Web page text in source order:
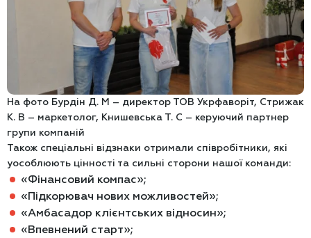
На фото Бурдін Д. М – директор ТОВ Укрфаворіт, Стрижак
К. В – маркетолог, Книшевська Т. С – керуючий партнер
групи компаній
Також спеціальні відзнаки отримали співробітники, які
уособлюють цінності та сильні сторони нашої команди:
«Фінансовий компас»;
«Підкорювач нових можливостей»;
«Амбасадор клієнтських відносин»;
«Впевнений старт»;